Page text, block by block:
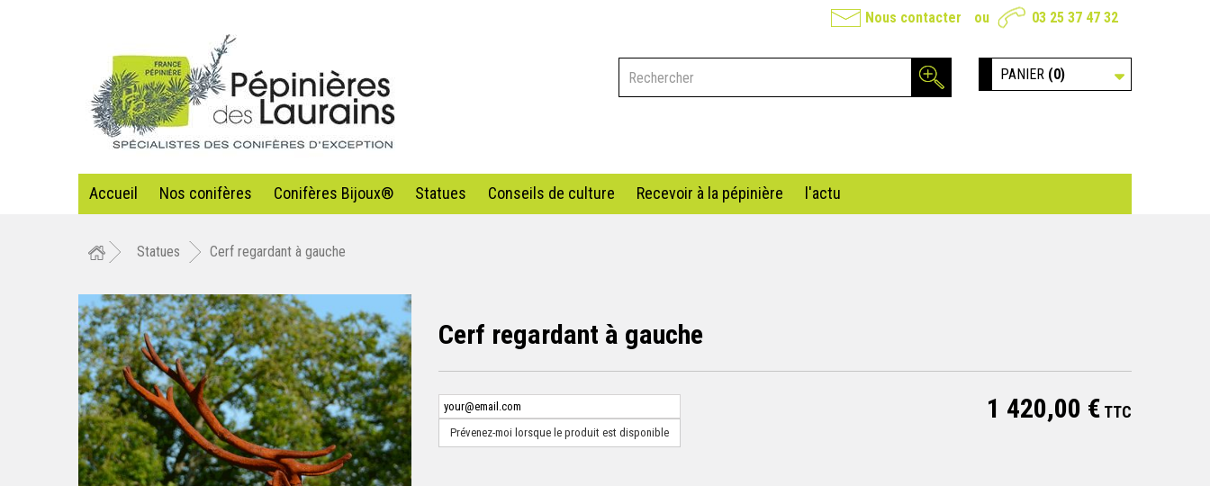
Nous contacter ou 03 25 37 47 32
PANIER (0)
Accueil Nos conifères Conifères Bijoux® Statues Conseils de culture Recevoir à la pépinière l'actu
Statues Cerf regardant à gauche
Cerf regardant à gauche
Prévenez-moi lorsque le produit est disponible
1 420,00 € TTC